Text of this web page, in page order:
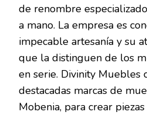
de renombre
a mano. La empresa es
impecable artesanía y su
que la distinguen de los
en serie. Divinity Muebles
destacadas marcas de
Mobenia, para crear